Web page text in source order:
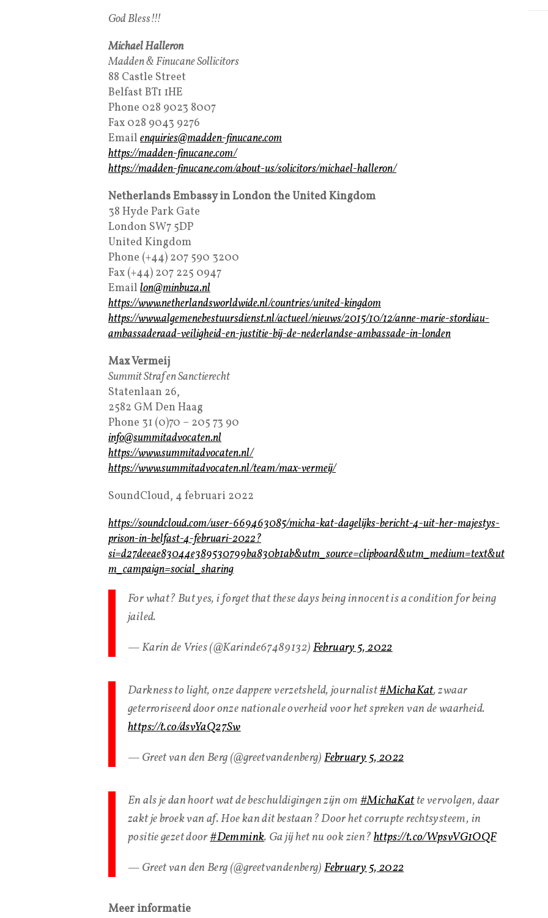
God Bless!!!
Michael Halleron
Madden & Finucane Sollicitors
88 Castle Street
Belfast BT1 1HE
Phone 028 9023 8007
Fax 028 9043 9276
Email enquiries@madden-finucane.com
https://madden-finucane.com/
https://madden-finucane.com/about-us/solicitors/michael-halleron/
Netherlands Embassy in London the United Kingdom
38 Hyde Park Gate
London SW7 5DP
United Kingdom
Phone (+44) 207 590 3200
Fax (+44) 207 225 0947
Email lon@minbuza.nl
https://www.netherlandsworldwide.nl/countries/united-kingdom
https://www.algemenebestuursdienst.nl/actueel/nieuws/2015/10/12/anne-marie-stordiau-
ambassaderaad-veiligheid-en-justitie-bij-de-nederlandse-ambassade-in-londen
Max Vermeij
Summit Straf en Sanctierecht
Statenlaan 26,
2582 GM Den Haag
Phone 31 (0)70 – 205 73 90
info@summitadvocaten.nl
https://www.summitadvocaten.nl/
https://www.summitadvocaten.nl/team/max-vermeij/
SoundCloud, 4 februari 2022
https://soundcloud.com/user-669463085/micha-kat-dagelijks-bericht-4-uit-her-majestys-
prison-in-belfast-4-februari-2022?
si=d27deeae83044e389530799ba830b1ab&utm_source=clipboard&utm_medium=text&ut
m_campaign=social_sharing
For what? But yes, i forget that these days being innocent is a condition for being
jailed.
— Karin de Vries (@Karinde67489132)February 5, 2022
Darkness to light, onze dappere verzetsheld, journalist#MichaKat, zwaar
geterroriseerd door onze nationale overheid voor het spreken van de waarheid.
https://t.co/dsvYaQ27Sw
— Greet van den Berg (@greetvandenberg)February 5, 2022
En als je dan hoort wat de beschuldigingen zijn om#MichaKatte vervolgen, daar
zakt je broek van af. Hoe kan dit bestaan? Door het corrupte rechtsysteem, in
positie gezet door#Demmink. Ga jij het nu ook zien?https://t.co/WpsvVG1OQF
— Greet van den Berg (@greetvandenberg)February 5, 2022
Meer informatie